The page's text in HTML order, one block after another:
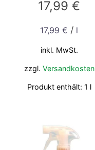
17,99€
17,99€ / l
inkl. MwSt.
zzgl. Versandkosten
Produkt enthält: 1 l